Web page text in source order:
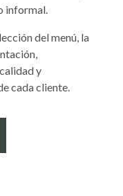
informal.
del menú, la
y
cada cliente.